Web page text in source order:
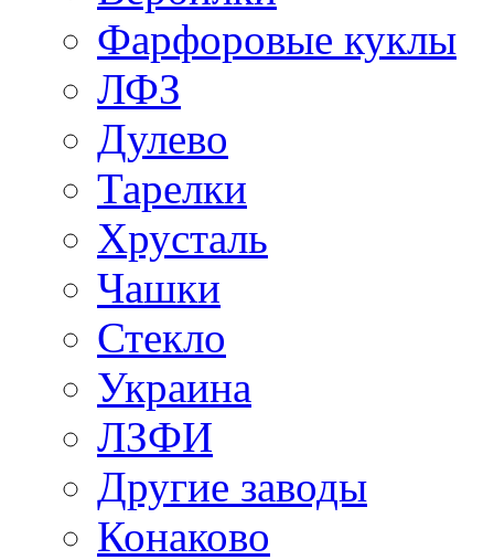
Фарфоровые куклы
ЛФЗ
Дулево
Тарелки
Хрусталь
Чашки
Стекло
Украина
ЛЗФИ
Другие заводы
Конаково